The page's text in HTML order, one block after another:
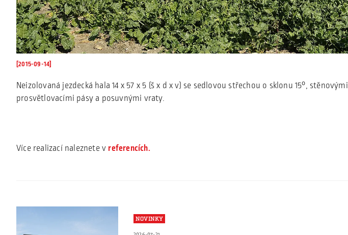
[2015-09-14]
Neizolovaná jezdecká hala 14 x 57 x 5 (š x d x v) se sedlovou střechou o sklonu 15°, stěnovými
prosvětlovacími pásy a posuvnými vraty.
Více realizací naleznete v referencích.
NOVINKY